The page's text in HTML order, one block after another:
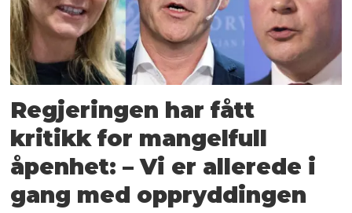
Regjeringen har fått
kritikk for mangelfull
åpenhet: – Vi er allerede i
gang med oppryddingen